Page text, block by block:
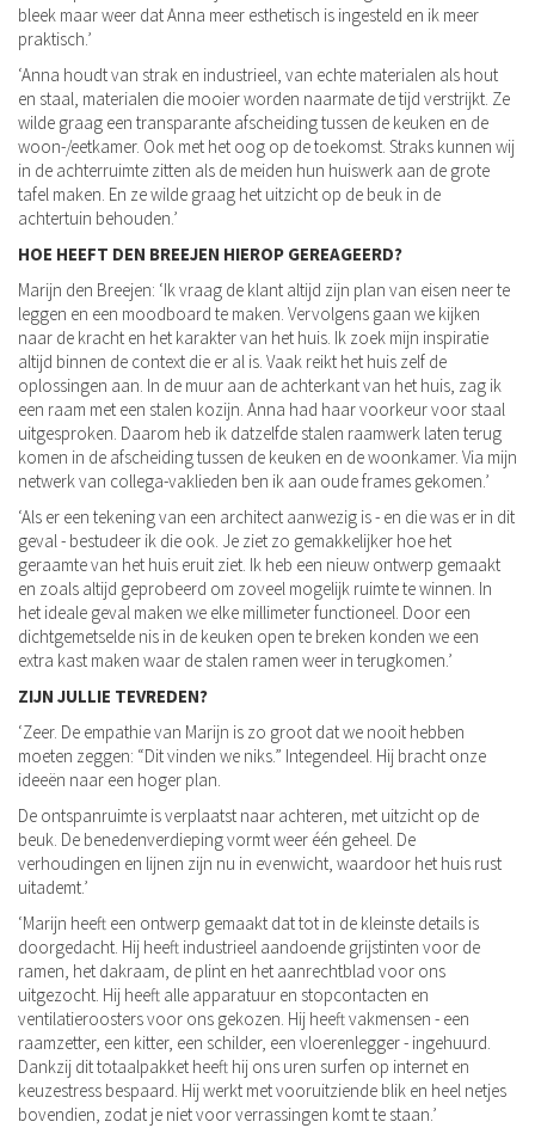
bleek maar weer dat Anna meer esthetisch is ingesteld en ik meer
praktisch.’
‘Anna houdt van strak en industrieel, van echte materialen als hout
en staal, materialen die mooier worden naarmate de tijd verstrijkt. Ze
wilde graag een transparante afscheiding tussen de keuken en de
woon-/eetkamer. Ook met het oog op de toekomst. Straks kunnen wij
in de achterruimte zitten als de meiden hun huiswerk aan de grote
tafel maken. En ze wilde graag het uitzicht op de beuk in de
achtertuin behouden.’
HOE HEEFT DEN BREEJEN HIEROP GEREAGEERD?
Marijn den Breejen: ‘Ik vraag de klant altijd zijn plan van eisen neer te
leggen en een moodboard te maken. Vervolgens gaan we kijken
naar de kracht en het karakter van het huis. Ik zoek mijn inspiratie
altijd binnen de context die er al is. Vaak reikt het huis zelf de
oplossingen aan. In de muur aan de achterkant van het huis, zag ik
een raam met een stalen kozijn. Anna had haar voorkeur voor staal
uitgesproken. Daarom heb ik datzelfde stalen raamwerk laten terug
komen in de afscheiding tussen de keuken en de woonkamer. Via mijn
netwerk van collega-vaklieden ben ik aan oude frames gekomen.’
‘Als er een tekening van een architect aanwezig is - en die was er in dit
geval - bestudeer ik die ook. Je ziet zo gemakkelijker hoe het
geraamte van het huis eruit ziet. Ik heb een nieuw ontwerp gemaakt
en zoals altijd geprobeerd om zoveel mogelijk ruimte te winnen. In
het ideale geval maken we elke millimeter functioneel. Door een
dichtgemetselde nis in de keuken open te breken konden we een
extra kast maken waar de stalen ramen weer in terugkomen.’
ZIJN JULLIE TEVREDEN?
‘Zeer. De empathie van Marijn is zo groot dat we nooit hebben
moeten zeggen: “Dit vinden we niks.” Integendeel. Hij bracht onze
ideeën naar een hoger plan.
De ontspanruimte is verplaatst naar achteren, met uitzicht op de
beuk. De benedenverdieping vormt weer één geheel. De
verhoudingen en lijnen zijn nu in evenwicht, waardoor het huis rust
uitademt.’
‘Marijn heeft een ontwerp gemaakt dat tot in de kleinste details is
doorgedacht. Hij heeft industrieel aandoende grijstinten voor de
ramen, het dakraam, de plint en het aanrechtblad voor ons
uitgezocht. Hij heeft alle apparatuur en stopcontacten en
ventilatieroosters voor ons gekozen. Hij heeft vakmensen - een
raamzetter, een kitter, een schilder, een vloerenlegger - ingehuurd.
Dankzij dit totaalpakket heeft hij ons uren surfen op internet en
keuzestress bespaard. Hij werkt met vooruitziende blik en heel netjes
bovendien, zodat je niet voor verrassingen komt te staan.’